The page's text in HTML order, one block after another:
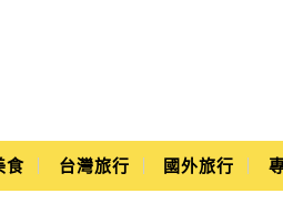
食 台灣旅行 國外旅行